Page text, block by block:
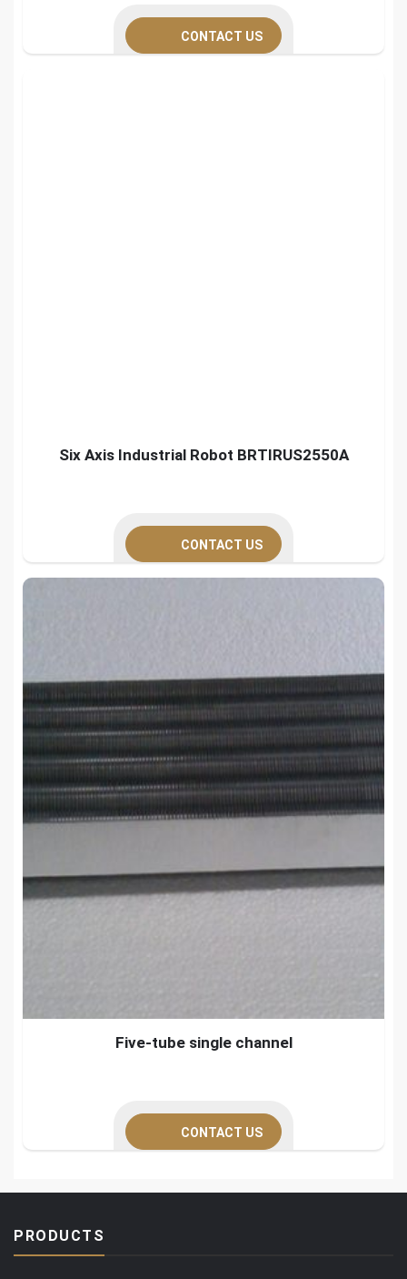
CONTACT US
Six Axis Industrial Robot BRTIRUS2550A
CONTACT US
Five-tube single channel
CONTACT US
PRODUCTS